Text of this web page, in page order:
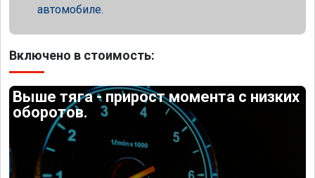
автомобиле.
Включено в стоимость:
Выше тяга - прирост момента с низких
оборотов.